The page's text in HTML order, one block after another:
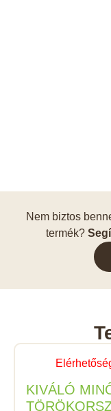
Nem biztos
termék?
KIVÁLÓ